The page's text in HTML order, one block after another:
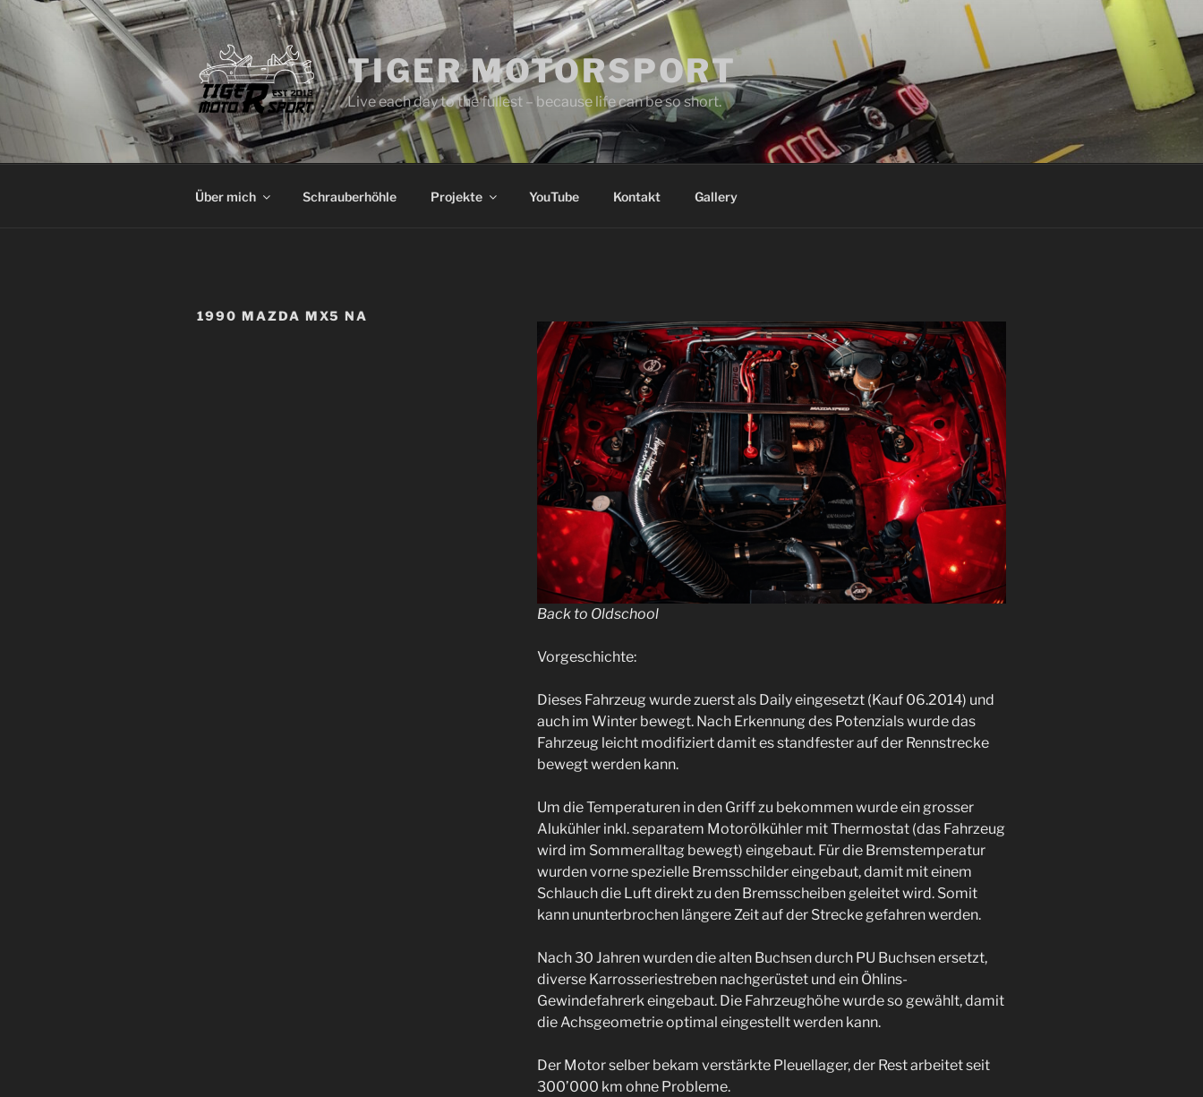
Zum
TIGER MOTORSPORT
Live each day to the fullest – because life can be so short.
Über mich Schrauberhöhle Projekte YouTube Kontakt Gallery
1990 MAZDA MX5 NA
Back to Oldschool
Vorgeschichte:
Dieses Fahrzeug wurde zuerst als Daily eingesetzt (Kauf 06.2014) und
auch im Winter bewegt. Nach Erkennung des Potenzials wurde das
Fahrzeug leicht modifiziert damit es standfester auf der Rennstrecke
bewegt werden kann.
Um die Temperaturen in den Griff zu bekommen wurde ein grosser
Alukühler inkl. separatem Motorölkühler mit Thermostat (das Fahrzeug
wird im Sommeralltag bewegt) eingebaut. Für die Bremstemperatur
wurden vorne spezielle Bremsschilder eingebaut, damit mit einem
Schlauch die Luft direkt zu den Bremsscheiben geleitet wird. Somit
kann ununterbrochen längere Zeit auf der Strecke gefahren werden.
Nach 30 Jahren wurden die alten Buchsen durch PU Buchsen ersetzt,
diverse Karrosseriestreben nachgerüstet und ein Öhlins-
Gewindefahrerk eingebaut. Die Fahrzeughöhe wurde so gewählt, damit
die Achsgeometrie optimal eingestellt werden kann.
Der Motor selber bekam verstärkte Pleuellager, der Rest arbeitet seit
300’000 km ohne Probleme.